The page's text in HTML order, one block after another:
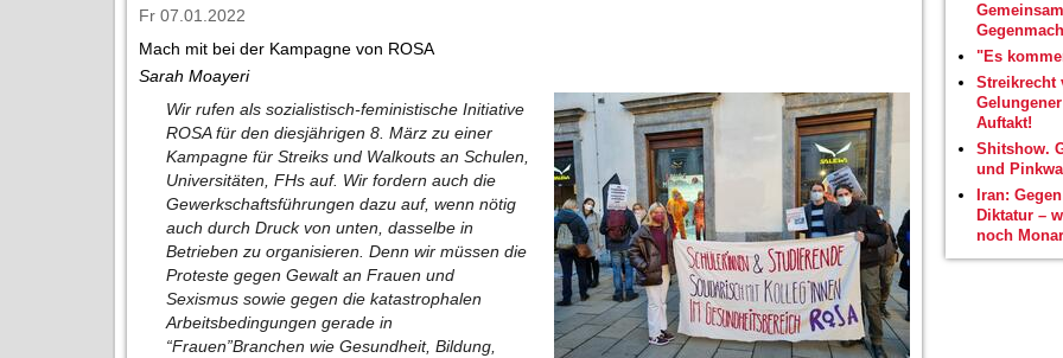
Fr 07.01.2022
Mach mit bei der Kampagne von ROSA
Sarah Moayeri
Wir rufen als sozialistisch-feministische Initiative
ROSA für den diesjährigen 8. März zu einer
Kampagne für Streiks und Walkouts an Schulen,
Universitäten, FHs auf. Wir fordern auch die
Gewerkschaftsführungen dazu auf, wenn nötig
auch durch Druck von unten, dasselbe in
Betrieben zu organisieren. Denn wir müssen die
Proteste gegen Gewalt an Frauen und
Sexismus sowie gegen die katastrophalen
Arbeitsbedingungen gerade in
“Frauen”Branchen wie Gesundheit, Bildung,
"Es
Streikrecht
Auftakt!
Shitshow.
und
Iran:
Diktatur –
noch